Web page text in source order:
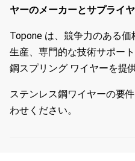
ヤーのメーカーとサプライ
Topone は、競争力のある
生産、専門的な技術サポー
鋼スプリング ワイヤーを提
ステンレス鋼ワイヤーの要
わせください。